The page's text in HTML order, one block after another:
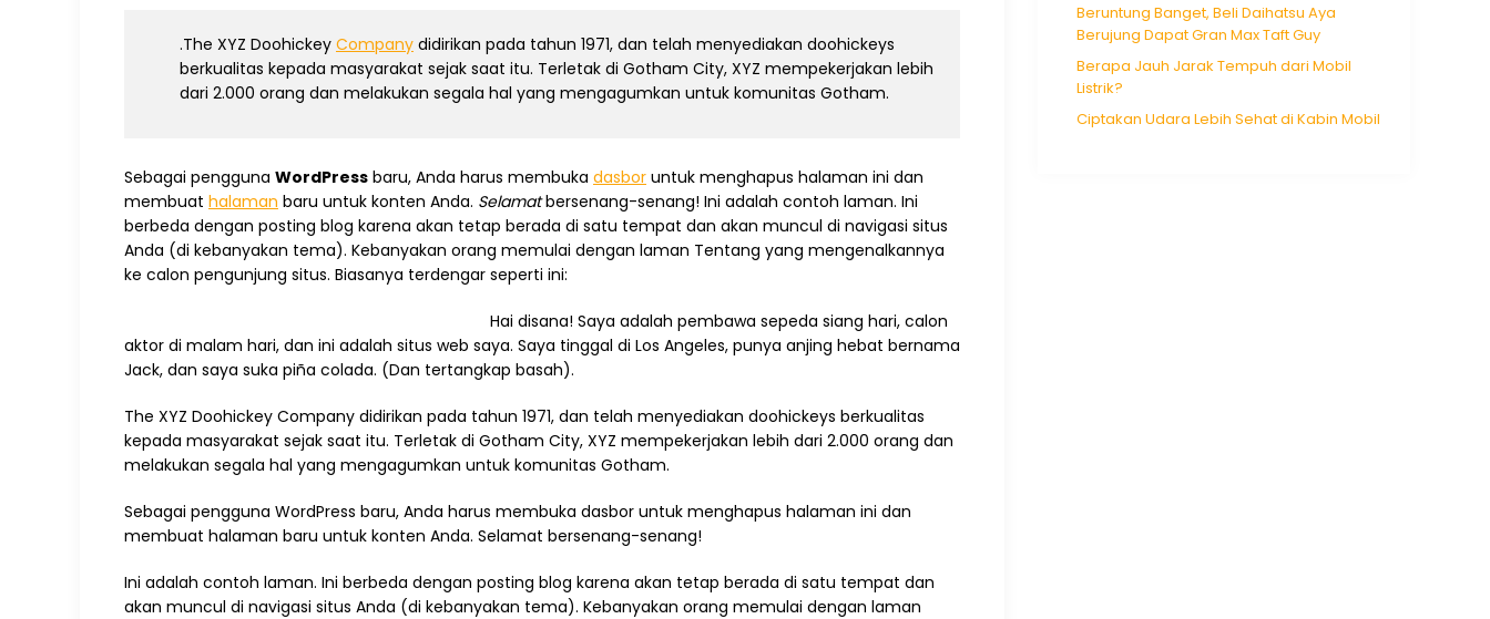
.The XYZ Doohickey Company didirikan pada tahun 1971, dan telah menyediakan doohickeys
berkualitas kepada masyarakat sejak saat itu. Terletak di Gotham City, XYZ mempekerjakan lebih
dari 2.000 orang dan melakukan segala hal yang mengagumkan untuk komunitas Gotham.
Sebagai pengguna WordPress baru, Anda harus membuka dasbor untuk menghapus halaman ini dan
membuat halaman baru untuk konten Anda. Selamatbersenang-senang! Ini adalah contoh laman. Ini
berbeda dengan posting blog karena akan tetap berada di satu tempat dan akan muncul di navigasi situs
Anda (di kebanyakan tema). Kebanyakan orang memulai dengan laman Tentang yang mengenalkannya
ke calon pengunjung situs. Biasanya terdengar seperti ini:
Hai disana! Saya adalah pembawa sepeda siang hari, calon
aktor di malam hari, dan ini adalah situs web saya. Saya tinggal di Los Angeles, punya anjing hebat bernama
Jack, dan saya suka piña colada. (Dan tertangkap basah).
The XYZ Doohickey Company didirikan pada tahun 1971, dan telah menyediakan doohickeys berkualitas
kepada masyarakat sejak saat itu. Terletak di Gotham City, XYZ mempekerjakan lebih dari 2.000 orang dan
melakukan segala hal yang mengagumkan untuk komunitas Gotham.
Sebagai pengguna WordPress baru, Anda harus membuka dasbor untuk menghapus halaman ini dan
membuat halaman baru untuk konten Anda. Selamat bersenang-senang!
Ini adalah contoh laman. Ini berbeda dengan posting blog karena akan tetap berada di satu tempat dan
akan muncul di navigasi situs Anda (di kebanyakan tema). Kebanyakan orang memulai dengan laman
Beruntung Banget, Beli Daihatsu Aya
Berujung Dapat Gran Max Taft Guy
Berapa Jauh Jarak Tempuh dari Mobil
Listrik?
Ciptakan Udara Lebih Sehat di Kabin Mobil